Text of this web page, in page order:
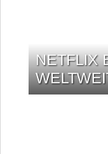
NETFLIX